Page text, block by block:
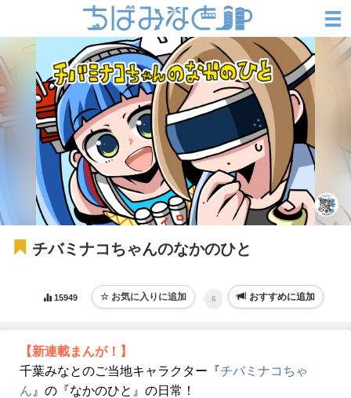
チバミナコちゃんのなかのひと
15949 6 おすすめに追加
【新連載まんが！】
千葉みなとのご当地キャラクター『チバミナコちゃ
ん 』の『なかのひと』の日常！